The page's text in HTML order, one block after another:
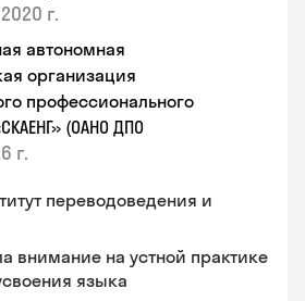
2020 г.
автономная
организация
профессионального
(ОАНО ДПО
г.
переводоведения и
внимание на устной практике
языка